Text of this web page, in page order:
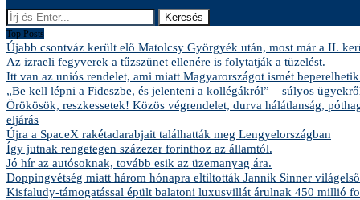
Keresés
Top Posts
Újabb csontváz került elő Matolcsy Györgyék után, most már a II.
Az izraeli fegyverek a tűzszünet ellenére is folytatják a tüzelést.
Itt van az uniós rendelet, ami miatt Magyarországot ismét
„Be kell lépni a Fideszbe, és jelenteni a kollégákról” – súlyos
Örökösök, reszkessetek! Közös végrendelet, durva hálátlanság,
eljárás
Újra a SpaceX rakétadarabjait találhatták meg Lengyelországban
Így jutnak rengetegen százezer forinthoz az államtól.
Jó hír az autósoknak, tovább esik az üzemanyag ára.
Doppingvétség miatt három hónapra eltiltották Jannik Sinner
Kisfaludy-támogatással épült balatoni luxusvillát árulnak 450 millió